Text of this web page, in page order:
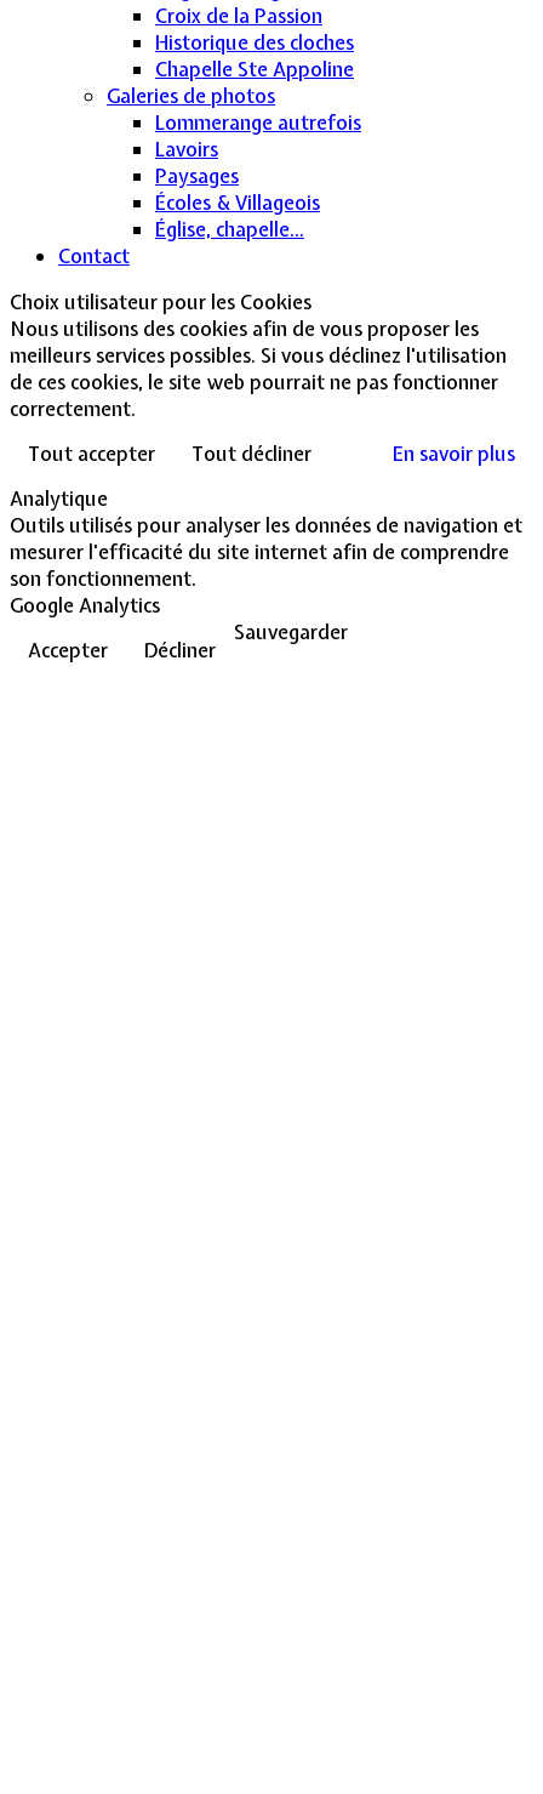
Croix de la Passion
Historique des cloches
Chapelle Ste Appoline
Galeries de photos
Lommerange autrefois
Lavoirs
Paysages
Écoles & Villageois
Église, chapelle...
Contact
Choix utilisateur pour les Cookies
Nous utilisons des cookies afin de vous proposer les
meilleurs services possibles. Si vous déclinez l'utilisation
de ces cookies, le site web pourrait ne pas fonctionner
correctement.
Tout accepter
Tout décliner
En savoir plus
Analytique
Outils utilisés pour analyser les données de navigation et
mesurer l'efficacité du site internet afin de comprendre
son fonctionnement.
Google Analytics
Accepter
Décliner
Sauvegarder